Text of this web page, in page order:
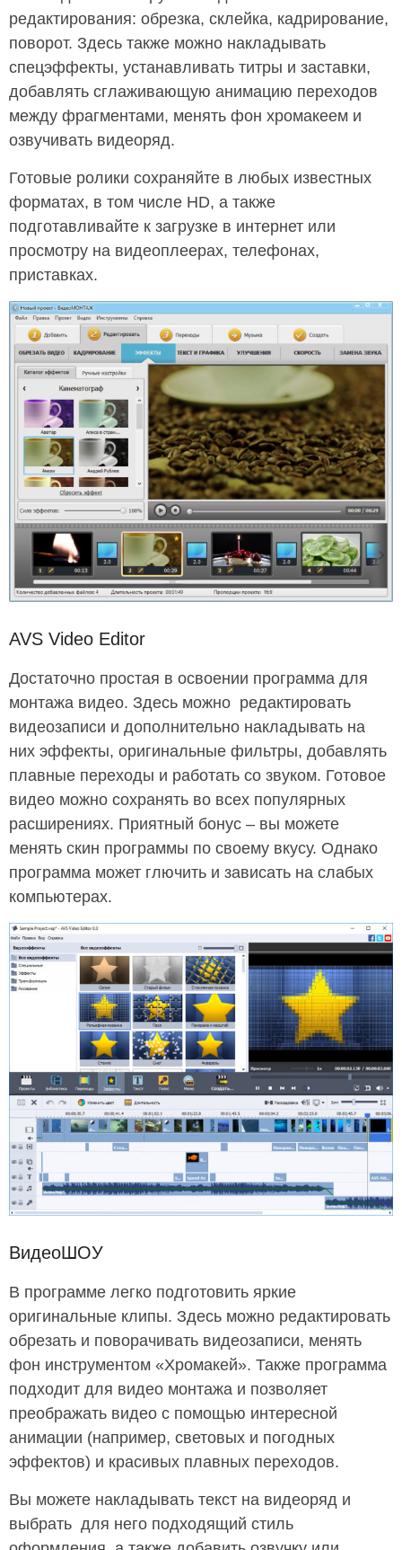
редактирования: обрезка, склейка, кадрирование,
поворот. Здесь также можно накладывать
спецэффекты, устанавливать титры и заставки,
добавлять сглаживающую анимацию переходов
между фрагментами, менять фон хромакеем и
озвучивать видеоряд.
Готовые ролики сохраняйте в любых известных
форматах, в том числе HD, а также
подготавливайте к загрузке в интернет или
просмотру на видеоплеерах, телефонах,
приставках.
AVS Video Editor
Достаточно простая в освоении программа для
монтажа видео. Здесь можно редактировать
видеозаписи и дополнительно накладывать на
них эффекты, оригинальные фильтры, добавлять
плавные переходы и работать со звуком. Готовое
видео можно сохранять во всех популярных
расширениях. Приятный бонус – вы можете
менять скин программы по своему вкусу. Однако
программа может глючить и зависать на слабых
компьютерах.
ВидеоШОУ
В программе легко подготовить яркие
оригинальные клипы. Здесь можно редактировать
обрезать и поворачивать видеозаписи, менять
фон инструментом «Хромакей». Также программа
подходит для видео монтажа и позволяет
преображать видео с помощью интересной
анимации (например, световых и погодных
эффектов) и красивых плавных переходов.
Вы можете накладывать текст на видеоряд и
выбрать для него подходящий стиль